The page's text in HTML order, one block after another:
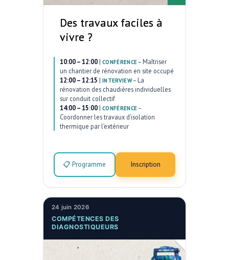
Des travaux faciles à
vivre ?
10:00 – 12:00 | CONFÉRENCE – Maîtriser
un chantier de rénovation en site occupé
12:00 – 12:15 | INTERVIEW– La
rénovation des chaudières individuelles
sur conduit collectif
14:00 – 15:00 | CONFÉRENCE –
Coordonner les travaux d’isolation
thermique par l’extérieur
📋 Programme Inscription
24 juin 2026
COMPÉTENCES DES
DIAGNOSTIQUEURS